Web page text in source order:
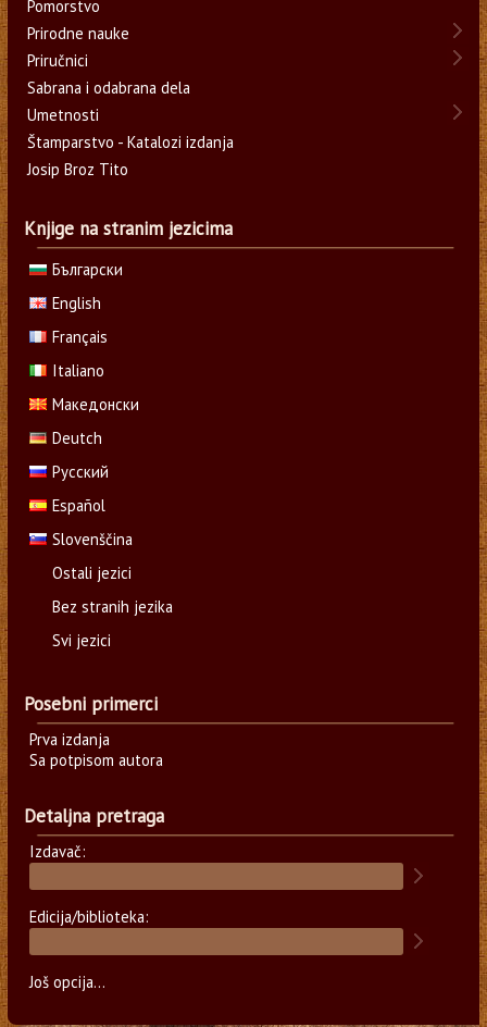
Pomorstvo
Prirodne nauke
Priručnici
Sabrana i odabrana dela
Umetnosti
Štamparstvo - Katalozi izdanja
Josip Broz Tito
Knjige na stranim jezicima
Български
English
Français
Italiano
Македонски
Deutch
Русский
Español
Slovenščina
Ostali jezici
Bez stranih jezika
Svi jezici
Posebni primerci
Prva izdanja
Sa potpisom autora
Detaljna pretraga
Izdavač:
Edicija/biblioteka:
Još opcija...